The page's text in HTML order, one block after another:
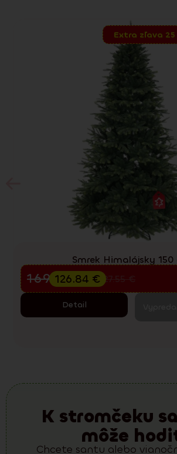
Extra zľava 25
Smrek Himalájsky 150
Predvianočný výpredaj
227.55
169.12€
126.84 €
Detail
K stromčeku
môže
Chcete santu alebo